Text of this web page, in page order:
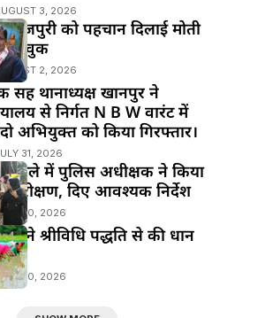
3, 2026
भोजपुरी को पहचान दिलाई मोती
भावुक
2, 2026
सह थानाध्यक्ष खानपुर ने
से निर्गत N B W वारंट में
अभियुक्त को किया गिरफ्तार।
31, 2026
में पुलिस अधीक्षक ने किया
दिए आवश्यक निर्देश
30, 2026
ने श्रीविधि पद्धति से की धान
30, 2026